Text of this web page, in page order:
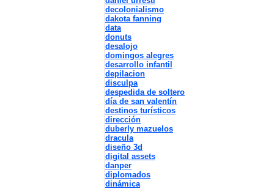
decolonialismo
dakota fanning
data
donuts
desalojo
domingos alegres
desarrollo infantil
depilacion
disculpa
despedida de soltero
día de san valentín
destinos turísticos
dirección
duberly mazuelos
dracula
diseño 3d
digital assets
danper
diplomados
dinámica